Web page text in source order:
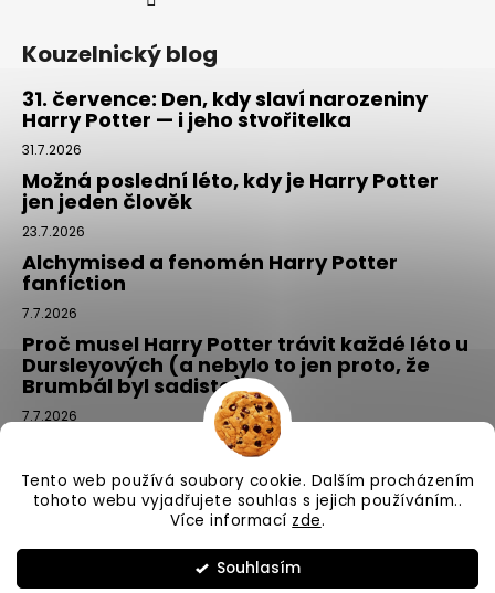
Tento web používá soubory cookie. Dalším procházením
tohoto webu vyjadřujete souhlas s jejich používáním..
Více informací zde.
Souhlasím
Kouzelnický blog
31. července: Den, kdy slaví narozeniny
Harry Potter — i jeho stvořitelka
31.7.2026
Možná poslední léto, kdy je Harry Potter
jen jeden člověk
23.7.2026
Alchymised a fenomén Harry Potter
fanfiction
7.7.2026
Proč musel Harry Potter trávit každé léto u
Dursleyových (a nebylo to jen proto, že
Brumbál byl sadista)
7.7.2026
Tajemný balíček z Příčné ulice: kouzlo,
které si vyberete tím, že si ho NEvyberete
1.7.2026
Vytvořil Shoptet